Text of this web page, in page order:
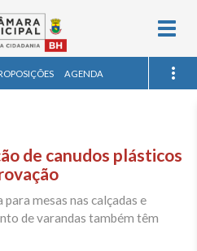
AGENDA
de canudos plásticos
mesas nas calçadas e
de varandas também têm